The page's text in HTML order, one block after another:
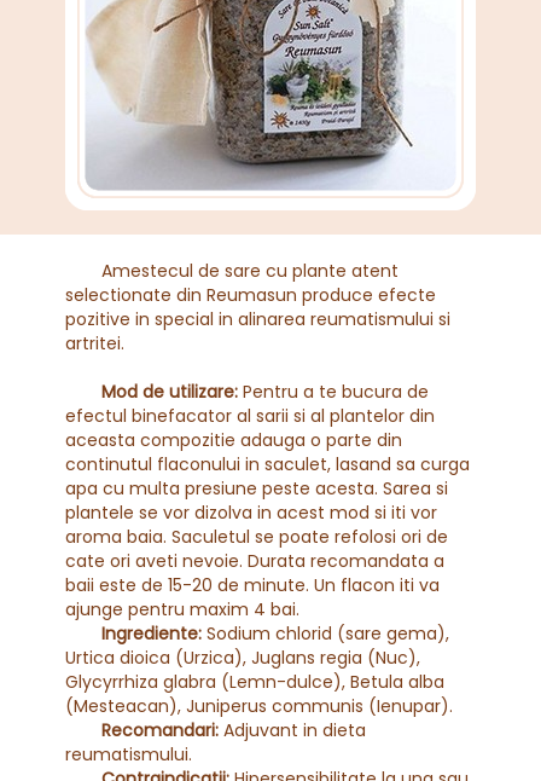
Amestecul de sare cu plante atent
selectionate din Reumasun produce efecte
pozitive in special in alinarea reumatismului si
artritei.
Mod de utilizare: Pentru a te bucura de
efectul binefacator al sarii si al plantelor din
aceasta compozitie adauga o parte din
continutul flaconului in saculet, lasand sa curga
apa cu multa presiune peste acesta. Sarea si
plantele se vor dizolva in acest mod si iti vor
aroma baia. Saculetul se poate refolosi ori de
cate ori aveti nevoie. Durata recomandata a
baii este de 15-20 de minute. Un flacon iti va
ajunge pentru maxim 4 bai.
Ingrediente: Sodium chlorid (sare gema),
Urtica dioica (Urzica), Juglans regia (Nuc),
Glycyrrhiza glabra (Lemn-dulce), Betula alba
(Mesteacan), Juniperus communis (Ienupar).
Recomandari: Adjuvant in dieta
reumatismului.